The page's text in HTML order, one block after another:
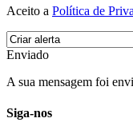
Aceito a Política de
Enviado
A sua mensagem foi
Siga-nos